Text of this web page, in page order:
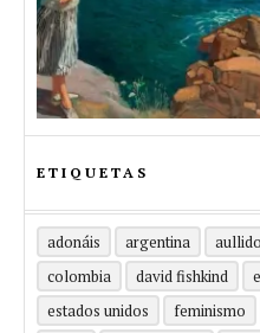
ETIQUETAS
adonáis argentina aullido
colombia
david fishkind
estados unidos
feminismo